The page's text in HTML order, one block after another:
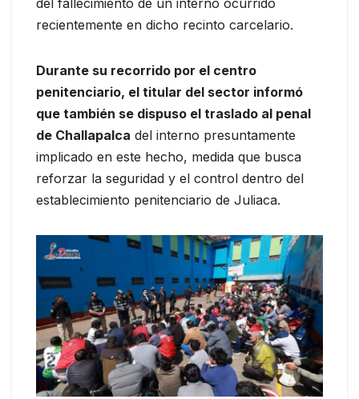
del fallecimiento de un interno ocurrido
recientemente en dicho recinto carcelario.
Durante su recorrido por el centro
penitenciario, el titular del sector informó
que también se dispuso el traslado al penal
de Challapalca del interno presuntamente
implicado en este hecho, medida que busca
reforzar la seguridad y el control dentro del
establecimiento penitenciario de Juliaca.